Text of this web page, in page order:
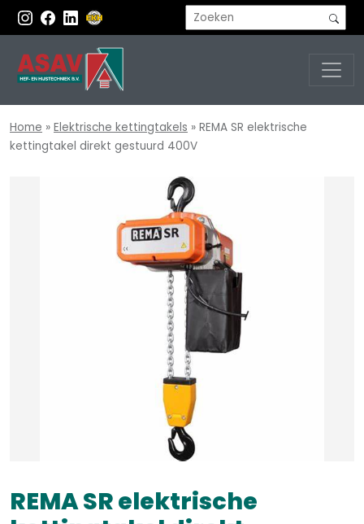
Home » Elektrische kettingtakels » REMA SR elektrische
kettingtakel direkt gestuurd 400V
REMA SR elektrische